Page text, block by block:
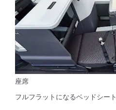
座席
フルフラットになるベッドシート